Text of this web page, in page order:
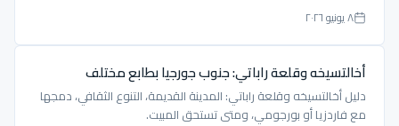
٨ يونيو ٢٠٢٦
أخالتسيخه وقلعة راباتي: جنوب جورجيا بطابع مختلف
دليل أخالتسيخه وقلعة راباتي: المدينة القديمة، التنوع الثقافي، دمجها
مع فاردزيا أو بورجومي، ومتى تستحق المبيت.